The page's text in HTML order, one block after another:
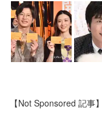
【Not Sponsored 記事】